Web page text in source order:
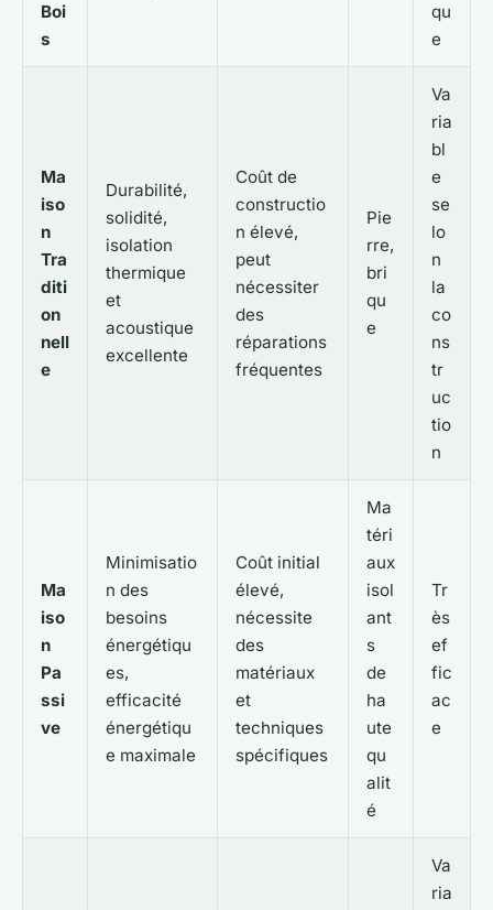
Boi
s
qu
e
Ma
iso
n
Tra
diti
on
nell
e
Durabilité,
solidité,
isolation
thermique
et
acoustique
excellente
Coût de
constructio
n élevé,
peut
nécessiter
des
réparations
fréquentes
Pie
rre,
bri
qu
e
Va
ria
bl
e
se
lo
n
la
co
ns
tr
uc
tio
n
Ma
iso
n
Pa
ssi
ve
Minimisatio
n des
besoins
énergétiqu
es,
efficacité
énergétiqu
e maximale
Coût initial
élevé,
nécessite
des
matériaux
et
techniques
spécifiques
Ma
téri
aux
isol
ant
s
de
ha
ute
qu
alit
é
Tr
ès
ef
fic
ac
e
Va
ria